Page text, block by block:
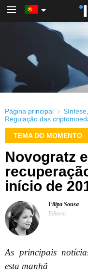
Página principal Síntese
Regulação das
TEMA DO MOMENTO
Novogratz
início de
Filipa Sousa
Editora
As principais
esta manhã